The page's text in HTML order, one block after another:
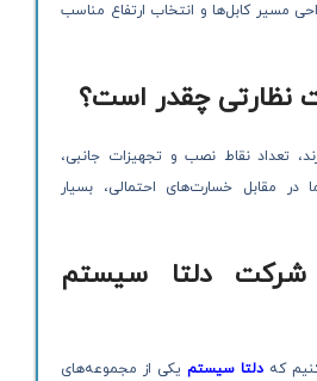
مسیر کابل‌ها و انتخاب ارتفاع مناسب
نظارتی چقدر است؟
تعداد نقاط نصب و تجهیزات جانبی،
مقابل خسارت‌های احتمالی، بسیار
شرکت دلتا سیستم
که دلتا سیستمیکی از مجموعه‌های